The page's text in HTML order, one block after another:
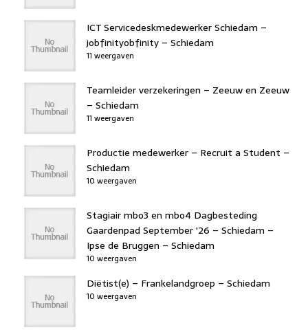
ICT Servicedeskmedewerker Schiedam –
jobfinityobfinity – Schiedam
11 weergaven
Teamleider verzekeringen – Zeeuw en Zeeuw
– Schiedam
11 weergaven
Productie medewerker – Recruit a Student –
Schiedam
10 weergaven
Stagiair mbo3 en mbo4 Dagbesteding
Gaardenpad September '26 – Schiedam –
Ipse de Bruggen – Schiedam
10 weergaven
Diëtist(e) – Frankelandgroep – Schiedam
10 weergaven